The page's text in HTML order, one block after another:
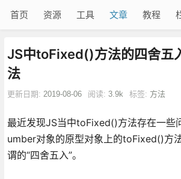
首页 资源 工具 文章 教程
JS中toFixed()方法的四舍五
法
更新日期: 2019-08-06 阅读: 3.9k 标签: 方法
最近发现JS当中toFixed()方法存在一些
umber对象的原型对象上的toFixed()方
谓的“四舍五入”。